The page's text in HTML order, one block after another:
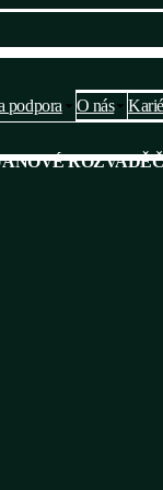
podpora O nás